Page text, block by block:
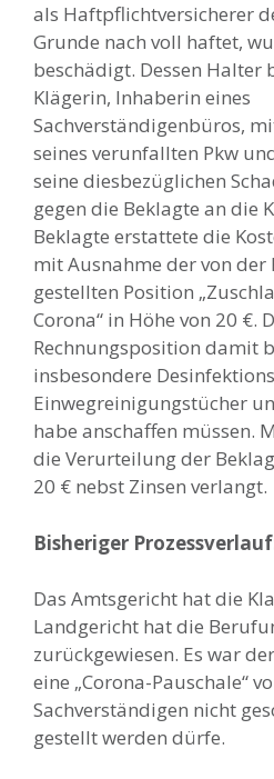
als Haftpflichtversicherer
Grunde nach voll haftet,
beschädigt. Dessen Halter
Klägerin, Inhaberin eines
Sachverständigenbüros,
seines verunfallten Pkw
seine diesbezüglichen
gegen die Beklagte an die
Beklagte erstattete die
mit Ausnahme der von der
gestellten Position
Corona“ in Höhe von 20 €.
Rechnungsposition damit
insbesondere
Einwegreinigungstücher
habe anschaffen müssen.
die Verurteilung der
20 € nebst Zinsen verlangt.
Bisheriger
Das Amtsgericht hat die
Landgericht hat die
zurückgewiesen. Es war
eine „Corona-Pauschale“
Sachverständigen nicht
gestellt werden dürfe.